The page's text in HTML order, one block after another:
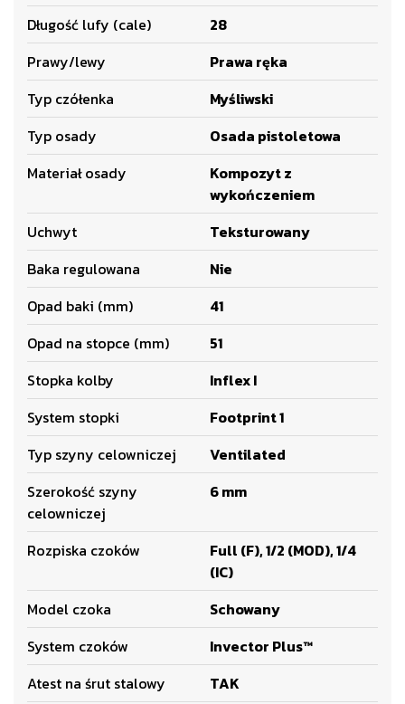
Długość lufy (cale)
28
Prawy/lewy
Prawa ręka
Typ czółenka
Myśliwski
Typ osady
Osada pistoletowa
Materiał osady
Kompozyt z
wykończeniem
Uchwyt
Teksturowany
Baka regulowana
Nie
Opad baki (mm)
41
Opad na stopce (mm)
51
Stopka kolby
Inflex I
System stopki
Footprint 1
Typ szyny celowniczej
Ventilated
Szerokość szyny
celowniczej
6 mm
Rozpiska czoków
Full (F), 1/2 (MOD), 1/4
(IC)
Model czoka
Schowany
System czoków
Invector Plus™
Atest na śrut stalowy
TAK